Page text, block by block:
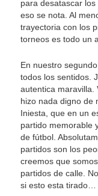
para desatascar
eso se nota. Al
trayectoria con los
torneos es todo un
En nuestro
todos los sentidos.
autentica maravilla.
hizo nada digno de
Iniesta, que en un
partido memorable
de fútbol.
partidos son los
creemos que
partidos de calle.
si esto esta tirado…